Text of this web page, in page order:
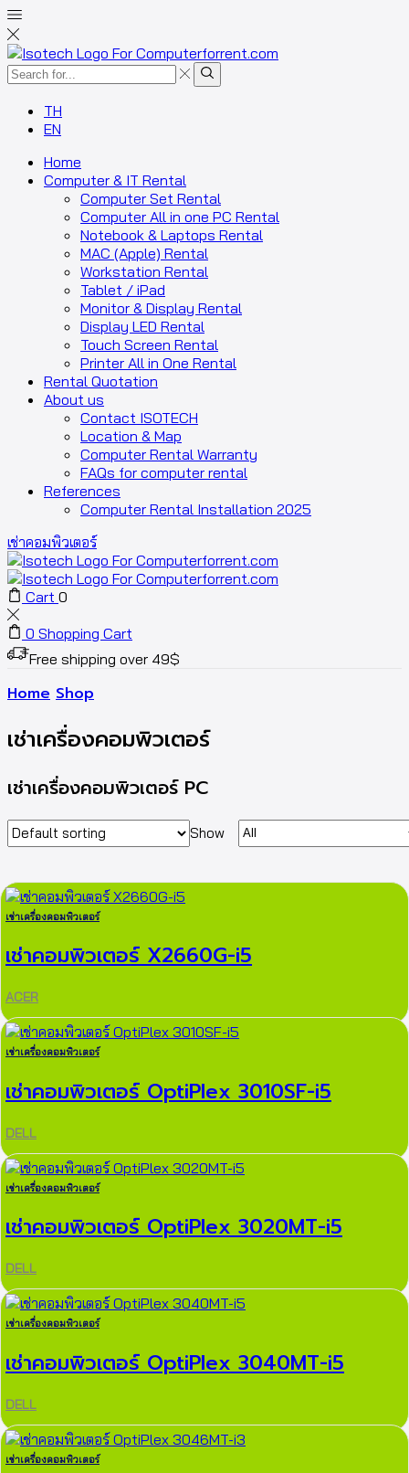
Search
Search
TH
EN
Home
Computer & IT Rental
Computer Set Rental
Computer All in one PC Rental
Notebook & Laptops Rental
MAC (Apple) Rental
Workstation Rental
Tablet / iPad
Monitor & Display Rental
Display LED Rental
Touch Screen Rental
Printer All in One Rental
Rental Quotation
About us
Contact ISOTECH
Location & Map
Computer Rental Warranty
FAQs for computer rental
References
Computer Rental Installation 2025
เช่าคอมพิวเตอร์
Cart 0
0 Shopping Cart
Free shipping over 49$
Home Shop
เช่าเครื่องคอมพิวเตอร์
เช่าเครื่องคอมพิวเตอร์ PC
Show
Products
per
เช่าเครื่องคอมพิวเตอร์
เช่าคอมพิวเตอร์ X2660G-i5
ACER
เช่าเครื่องคอมพิวเตอร์
เช่าคอมพิวเตอร์ OptiPlex 3010SF-i5
DELL
เช่าเครื่องคอมพิวเตอร์
เช่าคอมพิวเตอร์ OptiPlex 3020MT-i5
DELL
เช่าเครื่องคอมพิวเตอร์
เช่าคอมพิวเตอร์ OptiPlex 3040MT-i5
DELL
เช่าเครื่องคอมพิวเตอร์